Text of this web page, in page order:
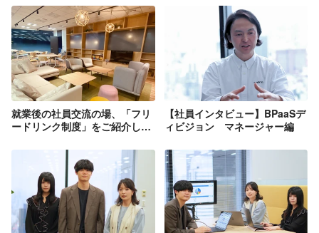
就業後の社員交流の場、「フリ
ードリンク制度」をご紹介しま
【社員インタビュー】BPaaSデ
ィビジョン マネージャー編